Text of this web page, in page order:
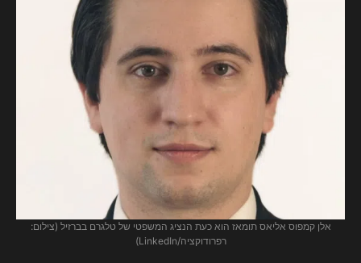
אלן קמפוס אליאס תומאז הוא כעת הנציג המשפטי של טלגרם בברזיל (צילום:
רפרודוקציה/LinkedIn)